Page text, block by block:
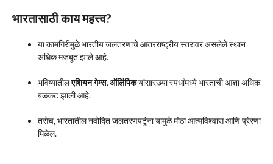
भारतासाठी काय महत्त्व?
या कामगिरीमुळे भारतीय जलतरणाचे आंतरराष्ट्रीय स्तरावर असलेले स्थान
अधिक मजबूत झाले आहे.
भविष्यातीलएशियन गेम्स, ऑलिंपिकयांसारख्या स्पर्धांमध्ये भारताची आशा अधिक
बळकट झाली आहे.
तसेच, भारतातील नवोदित जलतरणपटूंना यामुळे मोठा आत्मविश्वास आणि प्रेरणा
मिळेल.